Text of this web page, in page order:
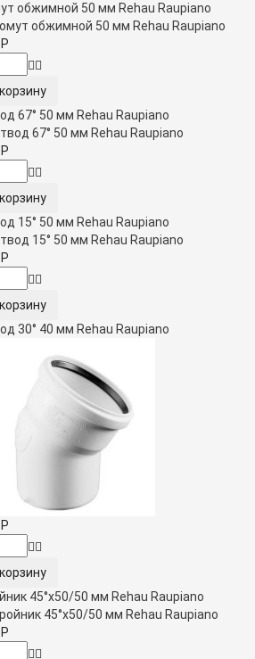
обжимной 50 мм Rehau Raupiano
Р
67° 50 мм Rehau Raupiano
Р
15° 50 мм Rehau Raupiano
Р
30° 40 мм Rehau Raupiano
Р
45°x50/50 мм Rehau Raupiano
Р